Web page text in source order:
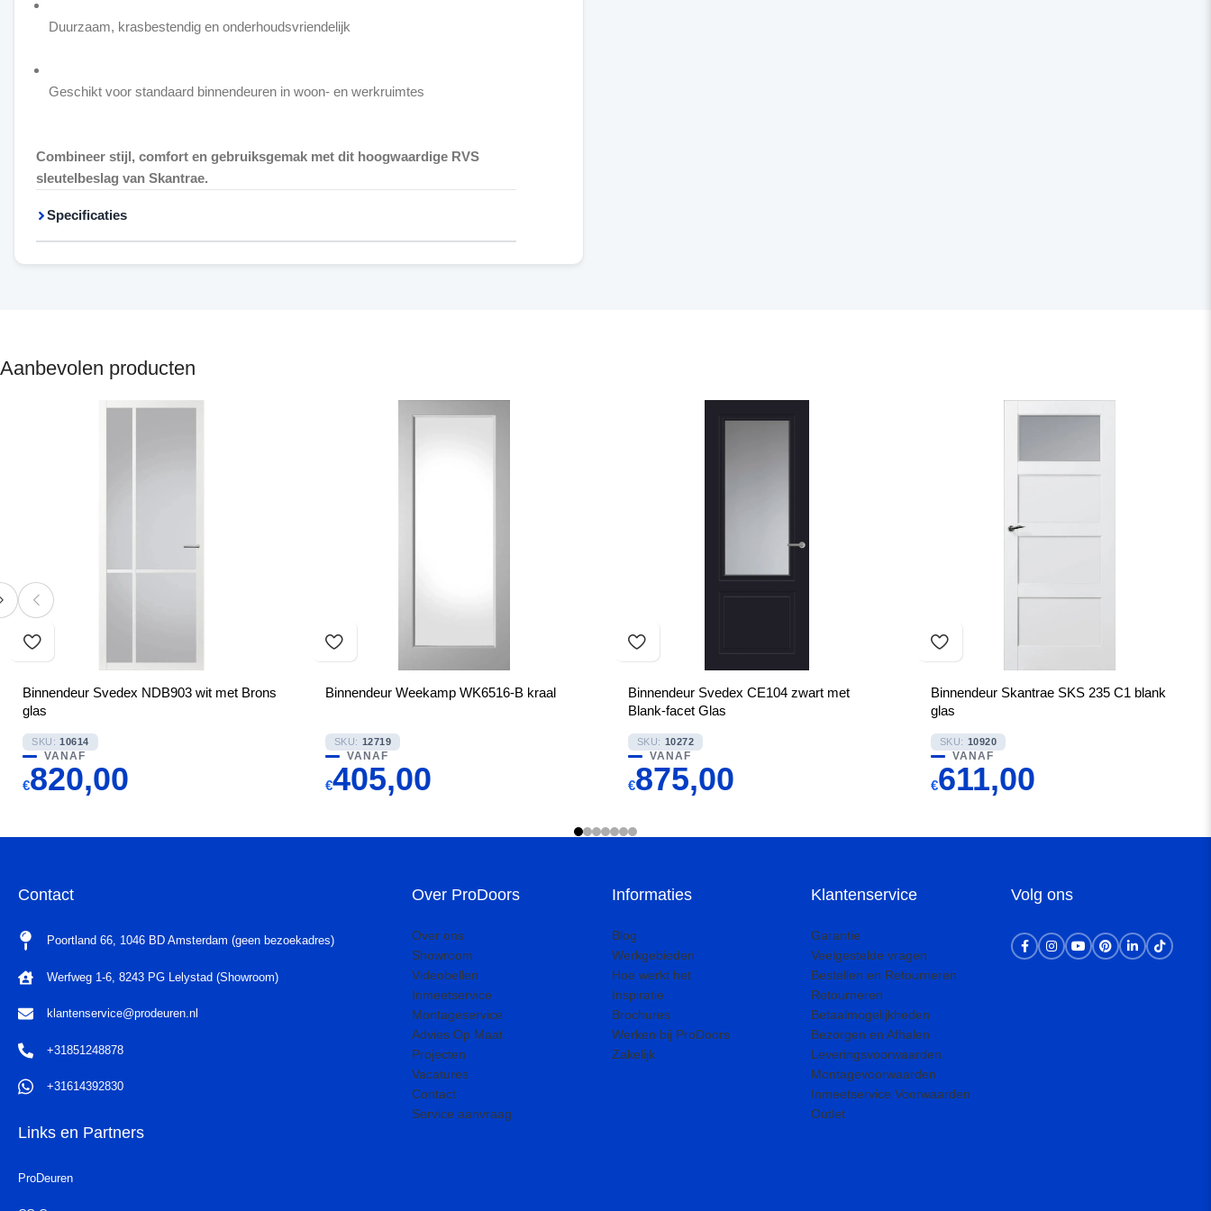
Duurzaam, krasbestendig en onderhoudsvriendelijk
Geschikt voor standaard binnendeuren in woon- en werkruimtes
Combineer stijl, comfort en gebruiksgemak met dit hoogwaardige RVS
sleutelbeslag van Skantrae.
Specificaties
Aanbevolen producten
Binnendeur Svedex NDB903 wit met Brons
glas
SKU: 10614
VANAF
€820,00
Binnendeur Weekamp WK6516-B kraal
SKU: 12719
VANAF
€405,00
Binnendeur Svedex CE104 zwart met
Blank-facet Glas
SKU: 10272
VANAF
€875,00
Binnendeur Skantrae SKS 235 C1 blank
glas
SKU: 10920
VANAF
€611,00
Contact
Poortland 66, 1046 BD Amsterdam (geen bezoekadres)
Werfweg 1-6, 8243 PG Lelystad (Showroom)
klantenservice@prodeuren.nl
+31851248878
+31614392830
Links en Partners
ProDeuren
Over ProDoors
Over ons
Showroom
Videobellen
Inmeetservice
Montageservice
Advies Op Maat
Projecten
Vacatures
Contact
Service aanvraag
Informaties
Blog
Werkgebieden
Hoe werkt het
Inspiratie
Brochures
Werken bij ProDoors
Zakelijk
Klantenservice
Garantie
Veelgestelde vragen
Bestellen en Retourneren
Retourneren
Betaalmogelijkheden
Bezorgen en Afhalen
Leveringsvoorwaarden
Montagevoorwaarden
Inmeetservice Voorwaarden
Outlet
Volg ons